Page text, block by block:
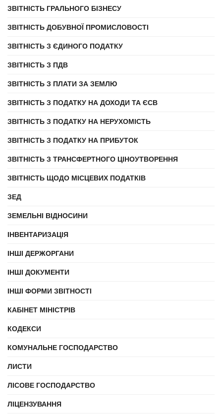
ЗВІТНІСТЬ ГРАЛЬНОГО БІЗНЕСУ
ЗВІТНІСТЬ ДОБУВНОЇ ПРОМИСЛОВОСТІ
ЗВІТНІСТЬ З ЄДИНОГО ПОДАТКУ
ЗВІТНІСТЬ З ПДВ
ЗВІТНІСТЬ З ПЛАТИ ЗА ЗЕМЛЮ
ЗВІТНІСТЬ З ПОДАТКУ НА ДОХОДИ ТА ЄСВ
ЗВІТНІСТЬ З ПОДАТКУ НА НЕРУХОМІСТЬ
ЗВІТНІСТЬ З ПОДАТКУ НА ПРИБУТОК
ЗВІТНІСТЬ З ТРАНСФЕРТНОГО ЦІНОУТВОРЕННЯ
ЗВІТНІСТЬ ЩОДО МІСЦЕВИХ ПОДАТКІВ
ЗЕД
ЗЕМЕЛЬНІ ВІДНОСИНИ
ІНВЕНТАРИЗАЦІЯ
ІНШІ ДЕРЖОРГАНИ
ІНШІ ДОКУМЕНТИ
ІНШІ ФОРМИ ЗВІТНОСТІ
КАБІНЕТ МІНІСТРІВ
КОДЕКСИ
КОМУНАЛЬНЕ ГОСПОДАРСТВО
ЛИСТИ
ЛІСОВЕ ГОСПОДАРСТВО
ЛІЦЕНЗУВАННЯ